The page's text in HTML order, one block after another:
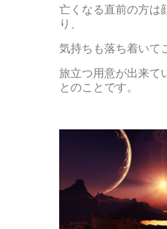
亡くなる直前の方は
り、
気持ちも落ち着いて
旅立つ用意が出来て
とのことです。